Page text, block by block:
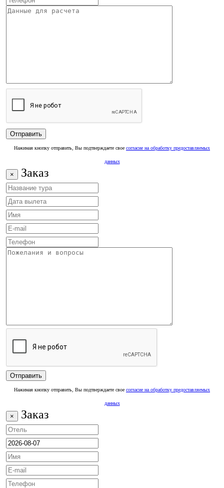
Нажимая кнопку отправить, Вы подтверждаете свое согласие на обработку предоставляемых
данных
× Заказ
Нажимая кнопку отправить, Вы подтверждаете свое согласие на обработку предоставляемых
данных
× Заказ